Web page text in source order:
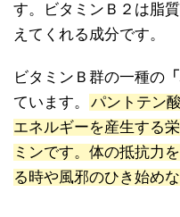
す。ビタミンＢ２は脂
えてくれる成分です。
ビタミンＢ群の一種の
ています。
パントテン
エネルギーを産生する
ミンです。体の抵抗力
る時や風邪のひき始め